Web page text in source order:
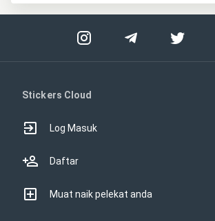
Stickers Cloud
Log Masuk
Daftar
Muat naik pelekat anda